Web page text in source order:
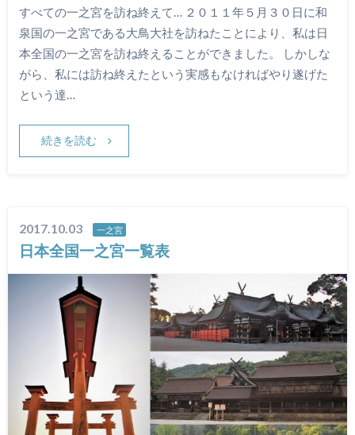
すべての一之宮を訪ね終えて… ２０１１年５月３０日に和
泉国の一之宮である大鳥大社を訪ねたことにより、私は日
本全国の一之宮を訪ね終えることができました。 しかしな
がら、私には訪ね終えたという実感もなければやり遂げた
という達…
続きを読む
2017.10.03 一之宮
日本全国一之宮一覧表